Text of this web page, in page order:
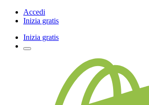
Accedi
Inizia gratis
Inizia gratis